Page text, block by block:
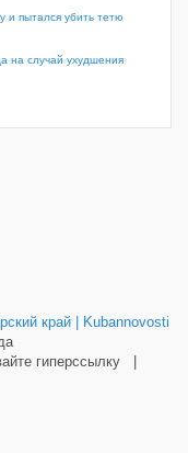
и пытался убить тетю
на случай ухудшения
край | Kubannovosti
гиперссылку |